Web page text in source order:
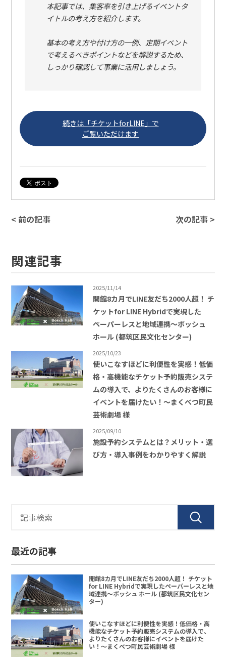
本記事では、集客率を引き上げるイベントタ
イトルの考え方を紹介します。
基本の考え方や付け方の一例、定期イベント
で考えるべきポイントなどを解説するため、
しっかり確認して事業に活用しましょう。
続きは「チケットforLINE」で
ご覧いただけます
< 前の記事 次の記事 >
関連記事
2025/11/14
開館8カ月でLINE友だち2000人超！ チ
ケットfor LINE Hybridで実現した
ペーパーレスと地域連携〜ボッシュ
ホール (都筑区民文化センター)
2025/10/23
使いこなすほどに利便性を実感！低価
格・高機能なチケット予約販売システ
ムの導入で、よりたくさんのお客様に
イベントを届けたい！〜まくべつ町民
芸術劇場 様
2025/09/10
施設予約システムとは？メリット・選
び方・導入事例をわかりやすく解説
最近の記事
開館8カ月でLINE友だち2000人超！ チケット
for LINE Hybridで実現したペーパーレスと地
域連携〜ボッシュ ホール (都筑区民文化セン
ター)
使いこなすほどに利便性を実感！低価格・高
機能なチケット予約販売システムの導入で、
よりたくさんのお客様にイベントを届けた
い！〜まくべつ町民芸術劇場 様